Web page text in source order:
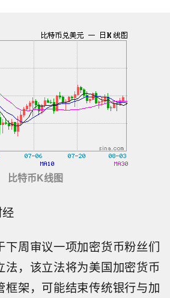
比特币K线图
下周审议一项加密货币粉丝们
法，该立法将为美国加密货币
框架，可能结束传统银行与加